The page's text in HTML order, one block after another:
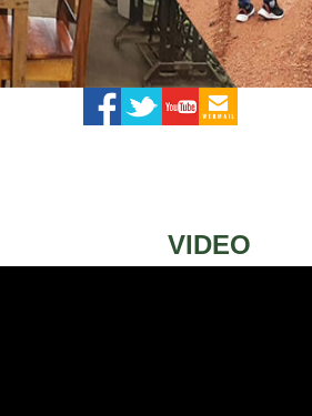
VIDEO